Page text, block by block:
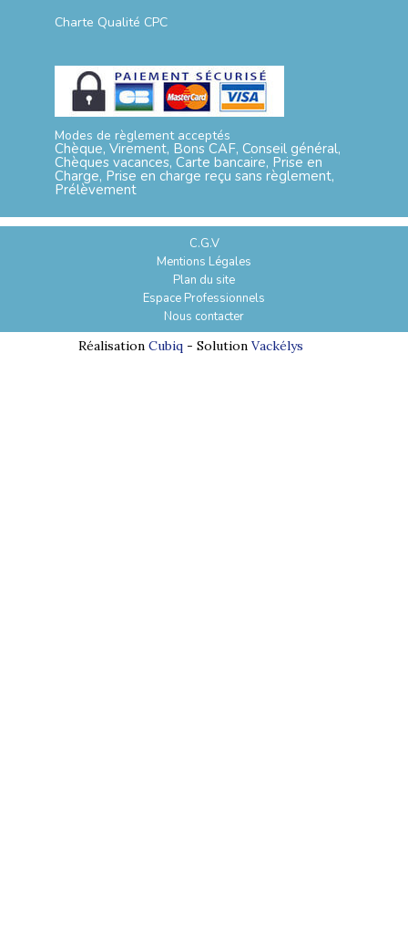
Charte Qualité CPC
Modes de règlement acceptés
Chèque, Virement, Bons CAF, Conseil général,
Chèques vacances, Carte bancaire, Prise en
Charge, Prise en charge reçu sans règlement,
Prélèvement
C.G.V
Mentions Légales
Plan du site
Espace Professionnels
Nous contacter
Réalisation Cubiq- Solution Vackélys